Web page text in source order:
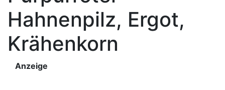
Hahnenpilz, Ergot,
Krähenkorn
Anzeige